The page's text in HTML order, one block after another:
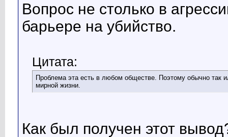
Вопрос не столько в
барьере на убийство.
Цитата:
Проблема эта есть в любом обществе. Поэтому обычно так
мирной жизни.
Как был получен этот